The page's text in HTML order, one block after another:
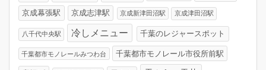
京成幕張駅 京成志津駅 京成新津田沼駅 京成津田沼駅
八千代中央駅 冷しメニュー 千葉のレジャースポット
千葉都市モノレールみつわ台 千葉都市モノレール市役所前駅